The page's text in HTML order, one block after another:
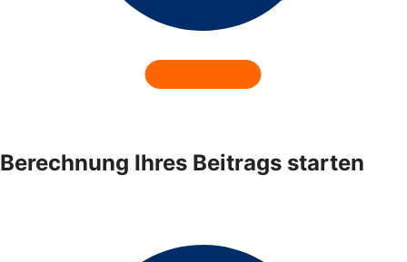
Berechnung Ihres Beitrags starten